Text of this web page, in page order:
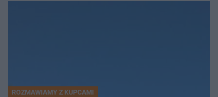
ROZMAWIAMY Z KUPCAMI